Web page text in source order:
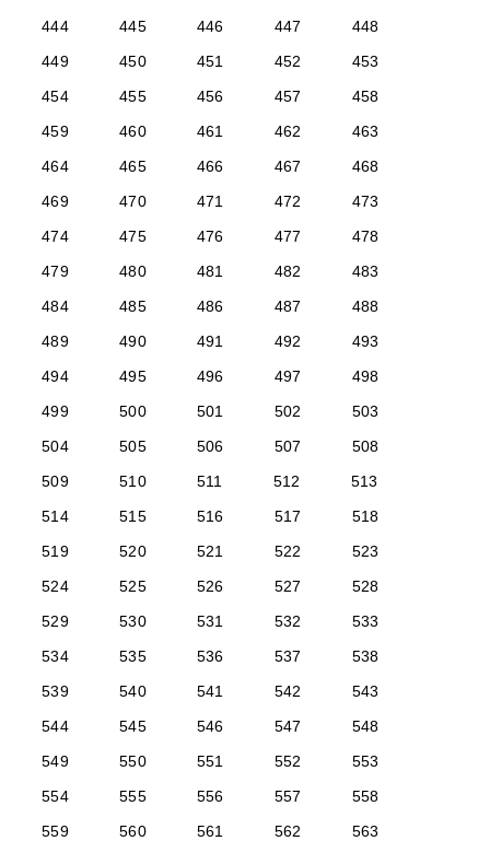
444 445 446 447
448
449
450 451 452
453
454
455 456 457
458
459
460 461 462
463
464
465 466 467
468
469
470 471 472
473
474
475 476 477
478
479
480 481 482
483
484
485 486 487
488
489
490 491 492
493
494
495 496 497
498
499
500 501 502
503
504
505 506 507
508
509
510 511 512
513
514
515 516 517
518
519
520 521 522
523
524
525 526 527
528
529
530 531 532
533
534
535 536 537
538
539
540 541 542
543
544
545 546 547
548
549
550 551 552
553
554
555 556 557
558
559
560 561 562
563